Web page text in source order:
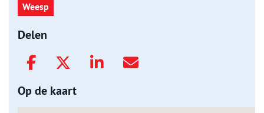
Weesp
Delen
Op de kaart